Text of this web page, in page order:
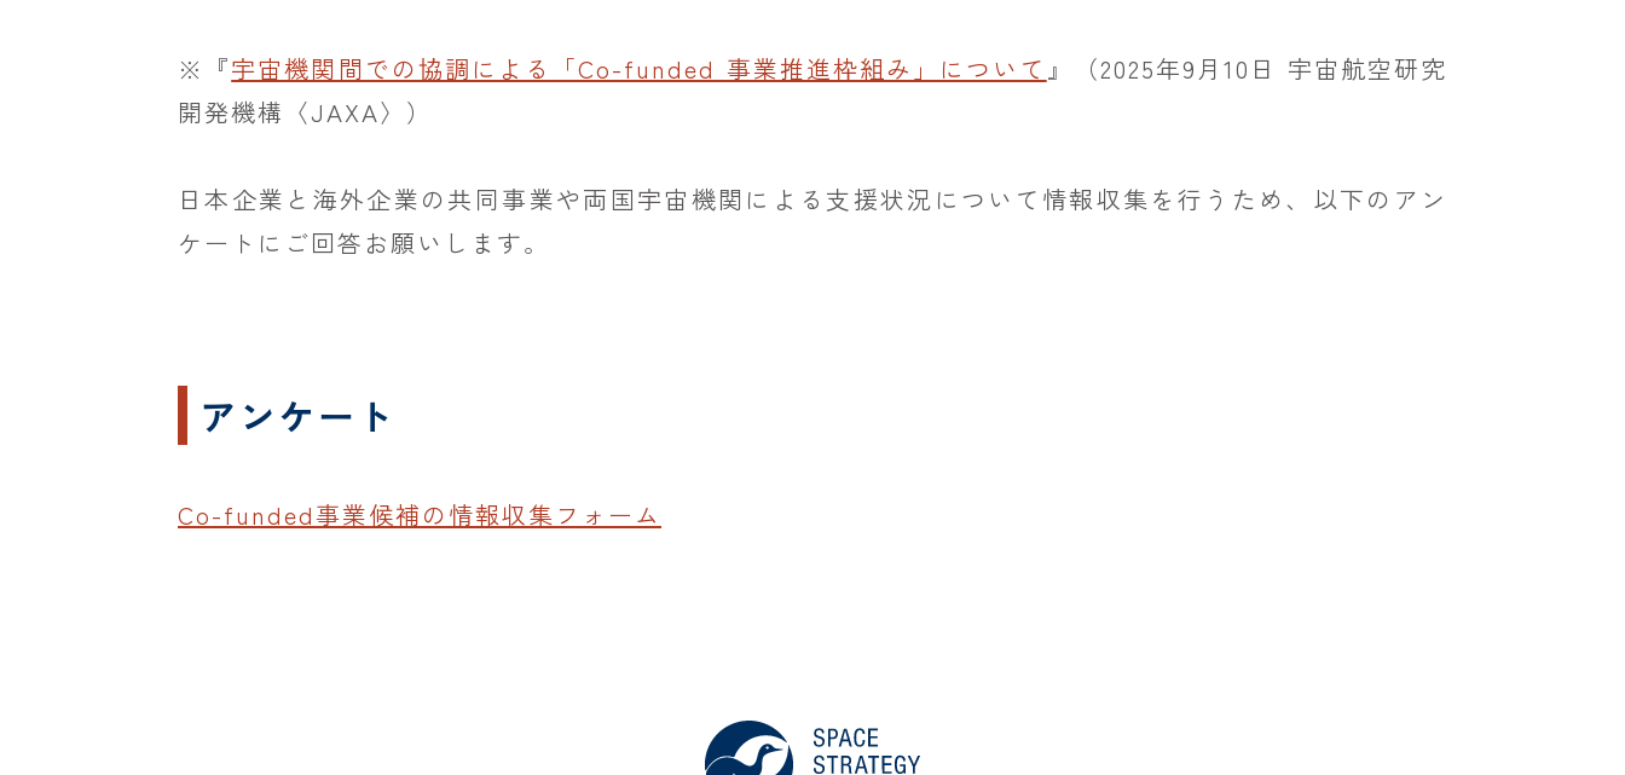
※『宇宙機関間での協調による「Co-funded 事業推進枠組み」について 』（2025年9月10日 宇宙航空研究
開発機構〈JAXA〉）
日本企業と海外企業の共同事業や両国宇宙機関による支援状況について情報収集を行うため、以下のアン
ケートにご回答お願いします。
アンケート
Co-funded事業候補の情報収集フォーム